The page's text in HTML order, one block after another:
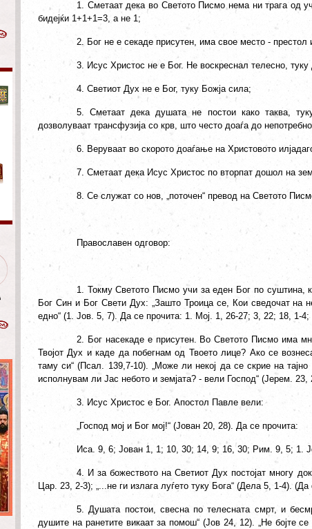
1. Сметаат дека во Светото Писмо нема ни трага од
бидејќи 1+1+1=3, а не 1;
2. Бог не е секаде присутен, има свое место -
3. Исус Христос не е Бог. Не воскреснал телесно, туку
4. Светиот Дух не е Бог, туку Божја сила;
5. Сметаат дека душата не постои како таква,
дозволуваат трансфузија со крв, што често доаѓа до
6. Веруваат во скорото доаѓање на Христовото
7. Сметаат дека Исус Христос по вторпат дошол на
8. Се служат со нов, „поточен“ превод на Светото
Православен одговор:
1. Токму Светото Писмо учи за еден Бог по суштина,
Бог Син и Бог Свети Дух: „Зашто Троица се, Кои сведочат на
едно“ (1. Јов. 5, 7). Да се прочита: 1. Мој. 1, 26-27; 3, 22; 18, 1-
2. Бог насекаде е присутен. Во Светото Писмо има
Твојот Дух и каде да побегнам од Твоето лице? Ако се
таму си“ (Псал. 139,7-10). „Може ли некој да се скрие на
исполнувам ли Јас небото и земјата? - вели Господ“ (Јерем. 23,
3. Исус Христос е Бог. Апостол Павле вели:
„Господ мој и Бог мој!“ (Јован 20, 28). Да се прочита:
Иса. 9, 6; Јован 1, 1; 10, 30; 14, 9; 16, 30; Рим. 9, 5; 1.
4. И за божеството на Светиот Дух постојат многу
Цар. 23, 2-3); „...не ги излага луѓето туку Бога“ (Дела 5, 1-4).
5. Душата постои, свесна по телесната смрт, и
душите на ранетите викаат за помош“ (Јов 24, 12). „Не бојте